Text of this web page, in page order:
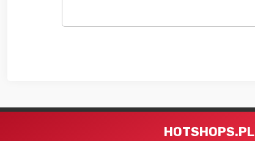
HOTSHOPS.PL